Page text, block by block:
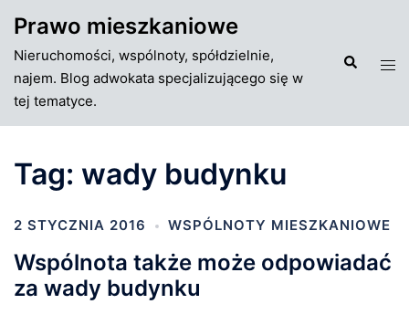
do
treści
Prawo mieszkaniowe
Nieruchomości, wspólnoty, spółdzielnie,
najem. Blog adwokata specjalizującego się w
tej tematyce.
Szukaj
Tag: wady budynku
2 STYCZNIA 2016 WSPÓLNOTY MIESZKANIOWE
Wspólnota także może odpowiadać
za wady budynku